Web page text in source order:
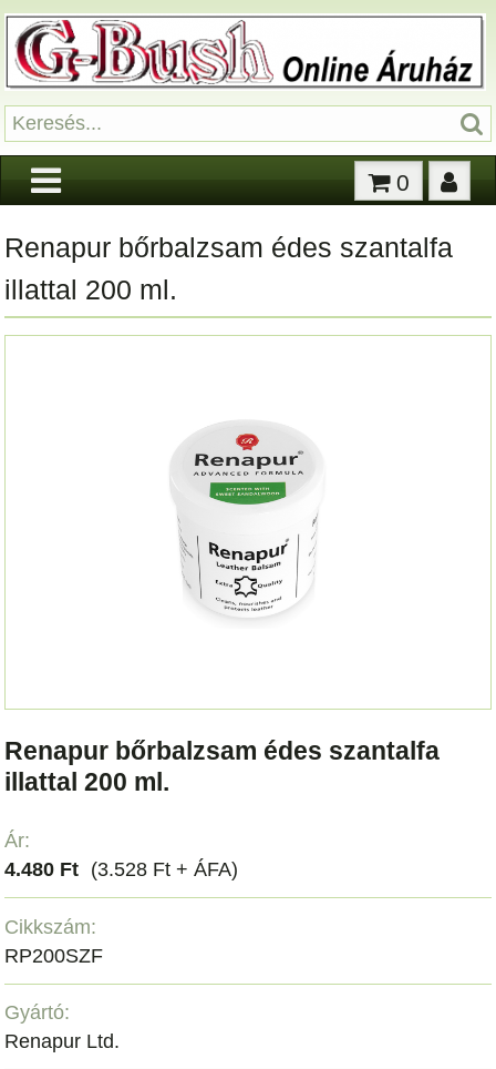
0
Renapur bőrbalzsam édes szantalfa
illattal 200 ml.
Renapur bőrbalzsam édes szantalfa
illattal 200 ml.
Ár:
4.480 Ft (3.528 Ft + ÁFA)
Cikkszám:
RP200SZF
Gyártó:
Renapur Ltd.